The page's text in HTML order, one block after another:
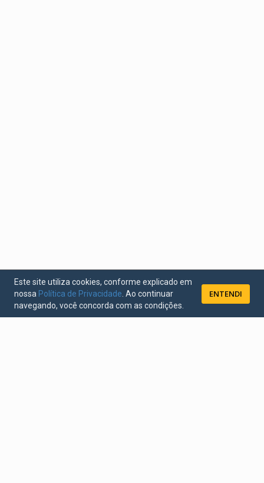
Este site utiliza cookies, conforme explicado em
nossa Política de Privacidade . Ao continuar
navegando, você concorda com as condições.
ENTENDI